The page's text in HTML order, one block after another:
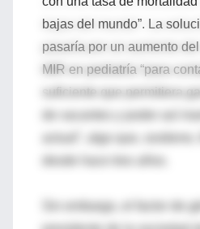
bajas del mundo”. La
pasaría por un aumento
MIR en pediatría “para
suficiente que permitiera
actual”, algo que,
Sin embargo, el factor de